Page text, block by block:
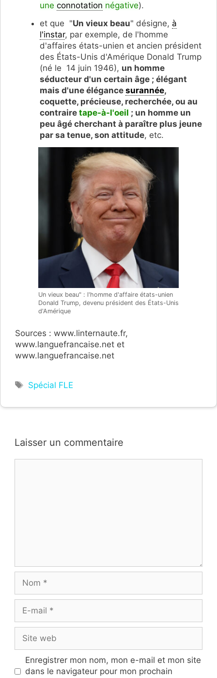
une connotation négative).
et que "Un vieux beau" désigne, à
l'instar, par exemple, de l'homme
d'affaires états-unien et ancien président
des États-Unis d'Amérique Donald Trump
(né le 14 juin 1946), un homme
séducteur d'un certain âge ; élégant
mais d'une élégance surannée,
coquette, précieuse, recherchée, ou au
contraire tape-à-l'oeil ; un homme un
peu âgé cherchant à paraître plus jeune
par sa tenue, son attitude, etc.
Un vieux beau" : l'homme d'affaire états-unien
Donald Trump, devenu président des États-Unis
d'Amérique
Sources : www.linternaute.fr,
www.languefrancaise.net et
www.languefrancaise.net
Étiquettes
Spécial FLE
Laisser un commentaire
mail
web
Enregistrer mon nom, mon e-mail et mon site
dans le navigateur pour mon prochain